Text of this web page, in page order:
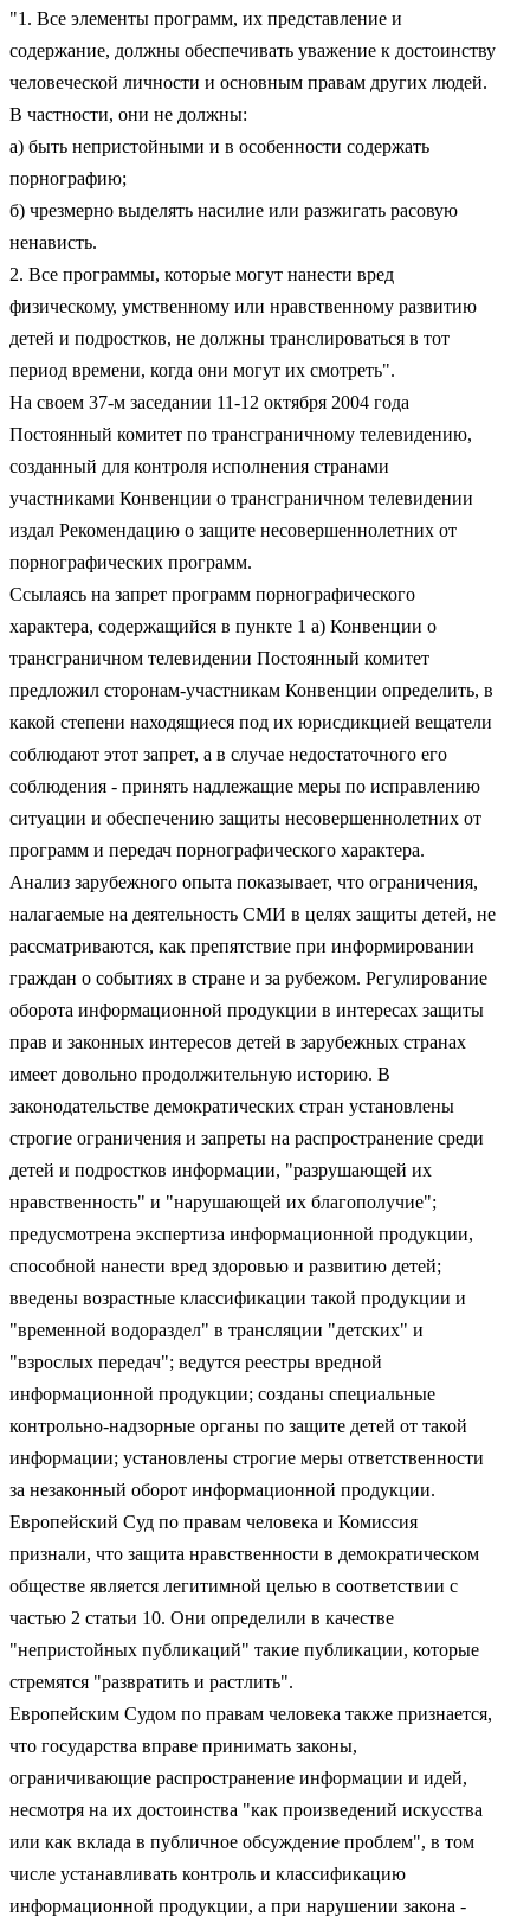
"1. Все элементы программ, их представление и
содержание, должны обеспечивать уважение к достоинству
человеческой личности и основным правам других людей.
В частности, они не должны:
а) быть непристойными и в особенности содержать
порнографию;
б) чрезмерно выделять насилие или разжигать расовую
ненависть.
2. Все программы, которые могут нанести вред
физическому, умственному или нравственному развитию
детей и подростков, не должны транслироваться в тот
период времени, когда они могут их смотреть".
На своем 37-м заседании 11-12 октября 2004 года
Постоянный комитет по трансграничному телевидению,
созданный для контроля исполнения странами
участниками Конвенции о трансграничном телевидении
издал Рекомендацию о защите несовершеннолетних от
порнографических программ.
Ссылаясь на запрет программ порнографического
характера, содержащийся в пункте 1 а) Конвенции о
трансграничном телевидении Постоянный комитет
предложил сторонам-участникам Конвенции определить, в
какой степени находящиеся под их юрисдикцией вещатели
соблюдают этот запрет, а в случае недостаточного его
соблюдения - принять надлежащие меры по исправлению
ситуации и обеспечению защиты несовершеннолетних от
программ и передач порнографического характера.
Анализ зарубежного опыта показывает, что ограничения,
налагаемые на деятельность СМИ в целях защиты детей, не
рассматриваются, как препятствие при информировании
граждан о событиях в стране и за рубежом. Регулирование
оборота информационной продукции в интересах защиты
прав и законных интересов детей в зарубежных странах
имеет довольно продолжительную историю. В
законодательстве демократических стран установлены
строгие ограничения и запреты на распространение среди
детей и подростков информации, "разрушающей их
нравственность" и "нарушающей их благополучие";
предусмотрена экспертиза информационной продукции,
способной нанести вред здоровью и развитию детей;
введены возрастные классификации такой продукции и
"временной водораздел" в трансляции "детских" и
"взрослых передач"; ведутся реестры вредной
информационной продукции; созданы специальные
контрольно-надзорные органы по защите детей от такой
информации; установлены строгие меры ответственности
за незаконный оборот информационной продукции.
Европейский Суд по правам человека и Комиссия
признали, что защита нравственности в демократическом
обществе является легитимной целью в соответствии с
частью 2 статьи 10. Они определили в качестве
"непристойных публикаций" такие публикации, которые
стремятся "развратить и растлить".
Европейским Судом по правам человека также признается,
что государства вправе принимать законы,
ограничивающие распространение информации и идей,
несмотря на их достоинства "как произведений искусства
или как вклада в публичное обсуждение проблем", в том
числе устанавливать контроль и классификацию
информационной продукции, а при нарушении закона -